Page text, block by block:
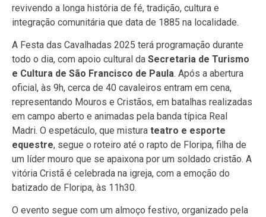
revivendo a longa história de fé, tradição, cultura e
integração comunitária que data de 1885 na localidade.
A Festa das Cavalhadas 2025 terá programação durante
todo o dia, com apoio cultural da Secretaria de Turismo
e Cultura de São Francisco de Paula. Após a abertura
oficial, às 9h, cerca de 40 cavaleiros entram em cena,
representando Mouros e Cristãos, em batalhas realizadas
em campo aberto e animadas pela banda típica Real
Madri. O espetáculo, que mistura teatro e esporte
equestre, segue o roteiro até o rapto de Floripa, filha de
um líder mouro que se apaixona por um soldado cristão. A
vitória Cristã é celebrada na igreja, com a emoção do
batizado de Floripa, às 11h30.
O evento segue com um almoço festivo, organizado pela